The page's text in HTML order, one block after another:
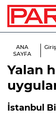
ANA
SAYFA
Yalan
İstanbul